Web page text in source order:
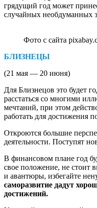
грядущий год может
случайных необдуманных
Фото с сайта
БЛИЗНЕЦЫ
(21 мая — 20 июня)
Для Близнецов это будет
расстаться со многими
мечтаний, при этом
работать для достижения
Откроются большие
деятельности. Поступят
В финансовом плане год
свое положение, не стоит
и авантюры, избегайте
саморазвитие дадут
достижений.